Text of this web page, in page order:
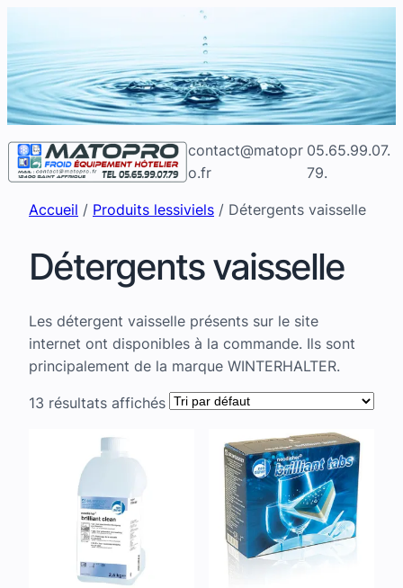
contenu
contact@matopr
o.fr
05.65.99.07.
79.
Accueil / Produits lessiviels / Détergents vaisselle
Détergents vaisselle
Les détergent vaisselle présents sur le site
internet ont disponibles à la commande. Ils sont
principalement de la marque WINTERHALTER.
13 résultats affichés